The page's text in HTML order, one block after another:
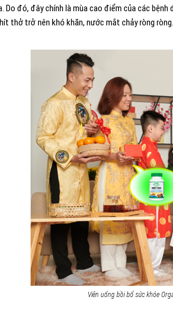
Do đó, đây chính là mùa cao điểm của các
thở trở nên khó khăn, nước mắt chảy ròng
Viên uống bồi bổ sức khỏe